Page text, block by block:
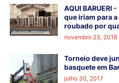
AQUI BARUERI
que iriam para a
roubado por
novembro 23, 2018
Torneio deve
basquete em
julho 30, 2017